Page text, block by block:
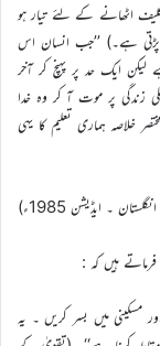
اٹھانے کے لئے تیار ہو
ہے۔) ’’جب انسان اس
ایک حد پر پہنچ کر آخر
زندگی پر موت آ کر وہ خدا
خلاصہ ہماری تعلیم کا یہی
ہیں کہ :
میں بسر کریں ۔ یہ